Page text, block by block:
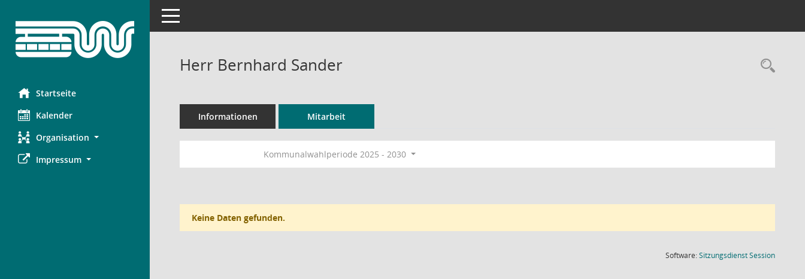
Startseite
Kalender
Organisation
Impressum
Toggle navigation
Herr Bernhard Sander
Informationen Mitarbeit
Kommunalwahlperiode 2025 - 2030
Keine Daten gefunden.
Software:SitzungsdienstSession(Wird in